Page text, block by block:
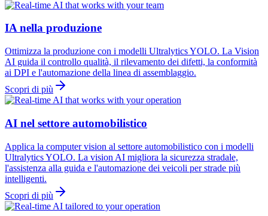
IA nella produzione
Ottimizza la produzione con i modelli Ultralytics YOLO. La Vision
AI guida il controllo qualità, il rilevamento dei difetti, la conformità
ai DPI e l'automazione della linea di assemblaggio.
Scopri di più
AI nel settore automobilistico
Applica la computer vision al settore automobilistico con i modelli
Ultralytics YOLO. La vision AI migliora la sicurezza stradale,
l'assistenza alla guida e l'automazione dei veicoli per strade più
intelligenti.
Scopri di più